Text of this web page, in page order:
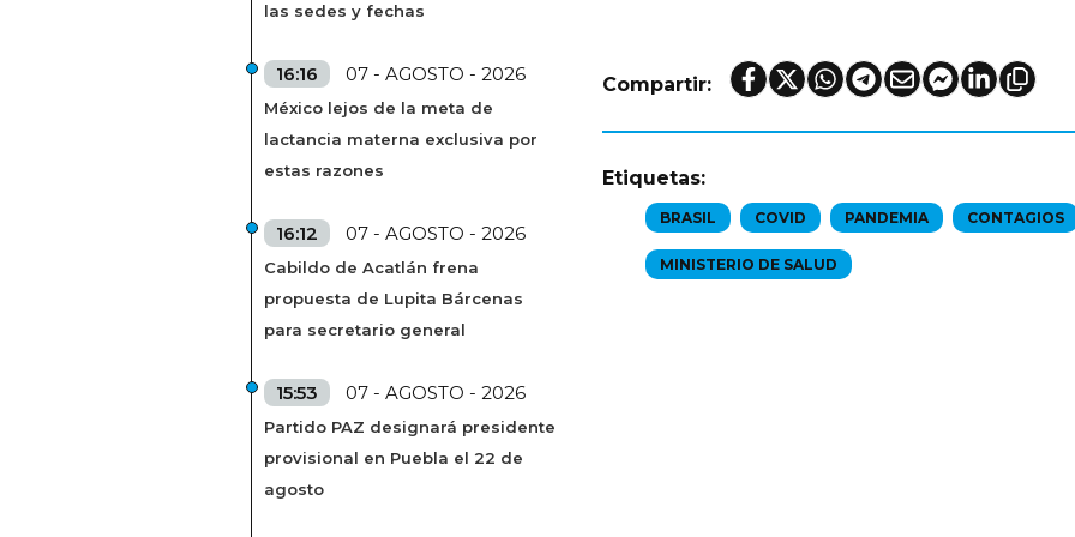
las sedes y fechas
16:16 07 - AGOSTO - 2026
México lejos de la meta de
lactancia materna exclusiva por
estas razones
16:12 07 - AGOSTO - 2026
Cabildo de Acatlán frena
propuesta de Lupita Bárcenas
para secretario general
15:53 07 - AGOSTO - 2026
Partido PAZ designará presidente
provisional en Puebla el 22 de
agosto
Compartir:
Etiquetas:
BRASIL COVID PANDEMIA CONTAGIOS
MINISTERIO DE SALUD